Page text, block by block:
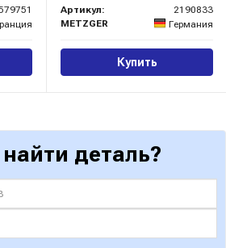
Артикул:
2190833
METZGER
Германия
Купить
деталь?